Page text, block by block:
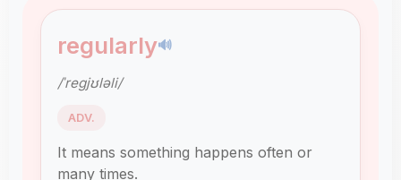
regularly🔊
/ˈreɡjʊləli/
ADV.
It means something happens often or
many times.